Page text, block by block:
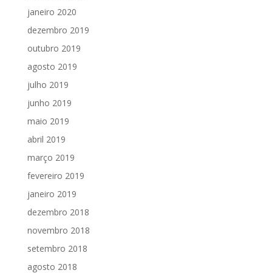
janeiro 2020
dezembro 2019
outubro 2019
agosto 2019
julho 2019
junho 2019
maio 2019
abril 2019
março 2019
fevereiro 2019
janeiro 2019
dezembro 2018
novembro 2018
setembro 2018
agosto 2018